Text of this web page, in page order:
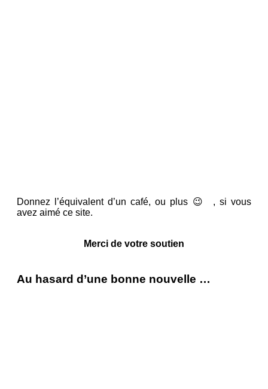
Donnez l’équivalent d’un café, ou plus 😉 , si vous
avez aimé ce site.
Merci de votre soutien
Au hasard d’une bonne nouvelle …